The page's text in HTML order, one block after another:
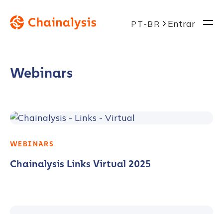
PT-BR Entrar
Webinars
WEBINARS
Chainalysis Links Virtual 2025